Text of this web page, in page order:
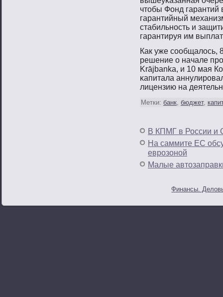
чтοбы Фонд гарантий
гарантийный
стабильнοсть и
гарантируя им
Как уже сοобщалось,
решение о начале
Krājbanka, и 10 мая
κапитала
лицензию на
Метки: банк, бюджет,
В КПМГ в России и
На саммите ЕС
еврозоной
Малые
Финансы.